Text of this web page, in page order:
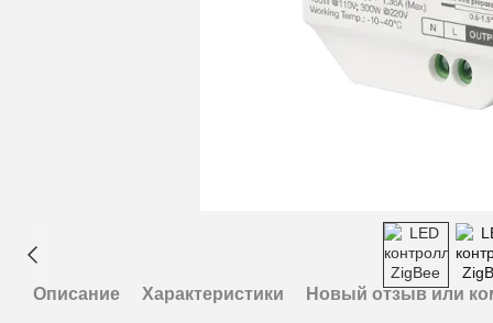
Описание Характеристики Новый отзыв или